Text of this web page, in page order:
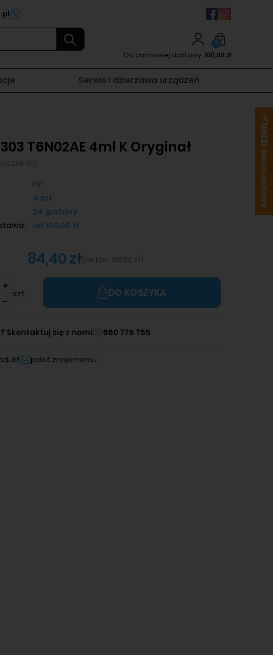
0
Do darmowej dostawy: 100,00 zł
Serwis i dzierżawa urządzeń
T6N02AE 4ml K Oryginał
HP
4 szt.
24 godziny
od 100,00 zł
84,40 zł(netto: 68,62 zł)
szt. DO KOSZYKA
Skontaktuj się z nami: 660 776 755
poleć znajomemu